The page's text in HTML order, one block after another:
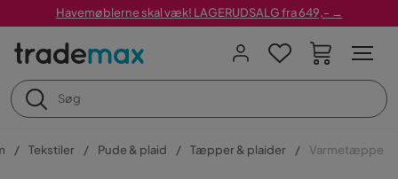
Havemøblerne skal væk! LAGERUDSALG fra 649,- →
Tekstiler Pude & plaid Tæpper & plaider Varmetæppe